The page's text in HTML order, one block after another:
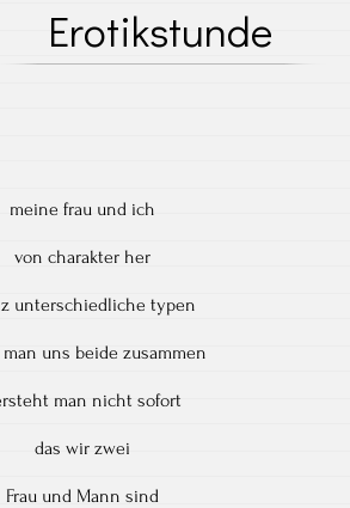
Erotikstunde
meine frau und ich
von charakter her
unterschiedliche typen
uns beide zusammen
man nicht sofort
das wir zwei
Frau und Mann sind